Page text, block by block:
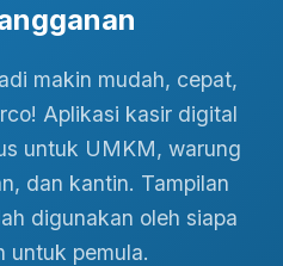
makin mudah, cepat,
Aplikasi kasir digital
untuk UMKM, warung
dan kantin. Tampilan
digunakan oleh siapa
untuk pemula.